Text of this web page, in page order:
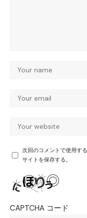
次回のコメントで使用す
サイトを保存する。
CAPTCHA コード